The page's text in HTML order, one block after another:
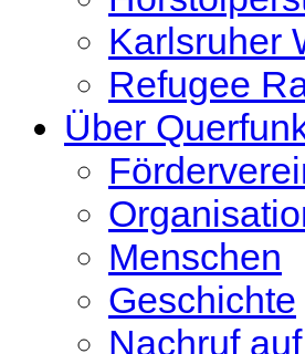
Karlsruher
Refugee
Über
Menschen
Geschichte
Nachruf